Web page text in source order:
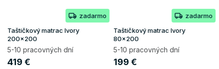
zadarmo
Taštičkový matrac Ivory
200x200
5-10 pracovných dní
419 €
zadarmo
Taštičkový matrac Ivory
80x200
5-10 pracovných dní
199 €